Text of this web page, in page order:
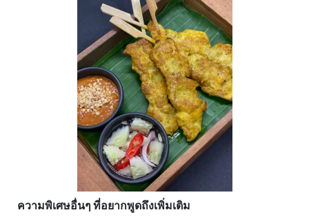
ความพิเศษอื่นๆ ที่อยากพูดถึงเพิ่มเติม